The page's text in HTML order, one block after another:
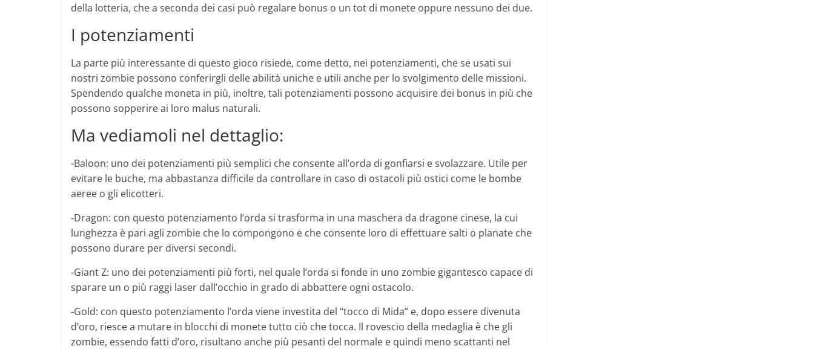
della lotteria, che a seconda dei casi può regalare bonus o un tot di monete oppure nessuno dei due.
I potenziamenti
La parte più interessante di questo gioco risiede, come detto, nei potenziamenti, che se usati sui
nostri zombie possono conferirgli delle abilità uniche e utili anche per lo svolgimento delle missioni.
Spendendo qualche moneta in più, inoltre, tali potenziamenti possono acquisire dei bonus in più che
possono sopperire ai loro malus naturali.
Ma vediamoli nel dettaglio:
-Baloon: uno dei potenziamenti più semplici che consente all’orda di gonfiarsi e svolazzare. Utile per
evitare le buche, ma abbastanza difficile da controllare in caso di ostacoli più ostici come le bombe
aeree o gli elicotteri.
-Dragon: con questo potenziamento l’orda si trasforma in una maschera da dragone cinese, la cui
lunghezza è pari agli zombie che lo compongono e che consente loro di effettuare salti o planate che
possono durare per diversi secondi.
-Giant Z: uno dei potenziamenti più forti, nel quale l’orda si fonde in uno zombie gigantesco capace di
sparare un o più raggi laser dall’occhio in grado di abbattere ogni ostacolo.
-Gold: con questo potenziamento l’orda viene investita del “tocco di Mida” e, dopo essere divenuta
d’oro, riesce a mutare in blocchi di monete tutto ciò che tocca. Il rovescio della medaglia è che gli
zombie, essendo fatti d’oro, risultano anche più pesanti del normale e quindi meno scattanti nel